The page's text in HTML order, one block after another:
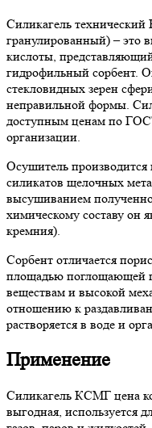
Силикагель
гранулированный) – это
кислоты,
гидрофильный сорбент.
стекловидных зерен
неправильной формы.
доступным ценам по
организации.
Осушитель
силикатов щелочных
высушиванием
химическому составу он
кремния).
Сорбент отличается
площадью поглощающей
веществам и высокой
отношению к
растворяется в воде и
Применение
Силикагель КСМГ цена
выгодная, используется